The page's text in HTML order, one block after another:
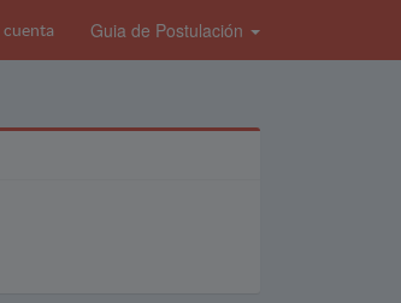
Guia de Postulación